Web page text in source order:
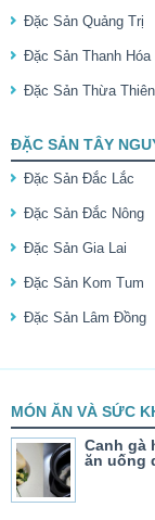
Đặc Sản Quảng Trị
Đặc Sản Thanh Hóa
Đặc Sản Thừa
ĐẶC SẢN TÂY
Đặc Sản Đắc Lắc
Đặc Sản Đắc Nông
Đặc Sản Gia Lai
Đặc Sản Kom Tum
Đặc Sản Lâm Đồng
MÓN ĂN VÀ SỨC
Canh gà
ăn uống